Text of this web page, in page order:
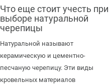
Что еще стоит учесть при
выборе натуральной
черепицы
Натуральной называют
керамическую и цементно-
песчаную черепицу. Эти виды
кровельных материалов